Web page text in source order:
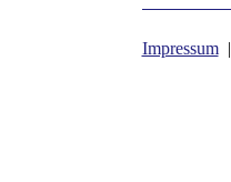
Impressum|